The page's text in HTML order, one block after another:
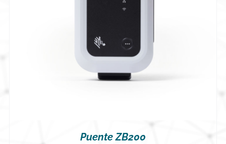
Puente ZB200